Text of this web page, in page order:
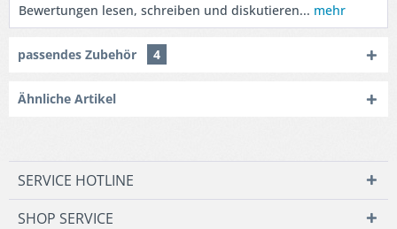
Bewertungen lesen, schreiben und diskutieren... mehr
passendes Zubehör 4
Ähnliche Artikel
SERVICE HOTLINE
SHOP SERVICE